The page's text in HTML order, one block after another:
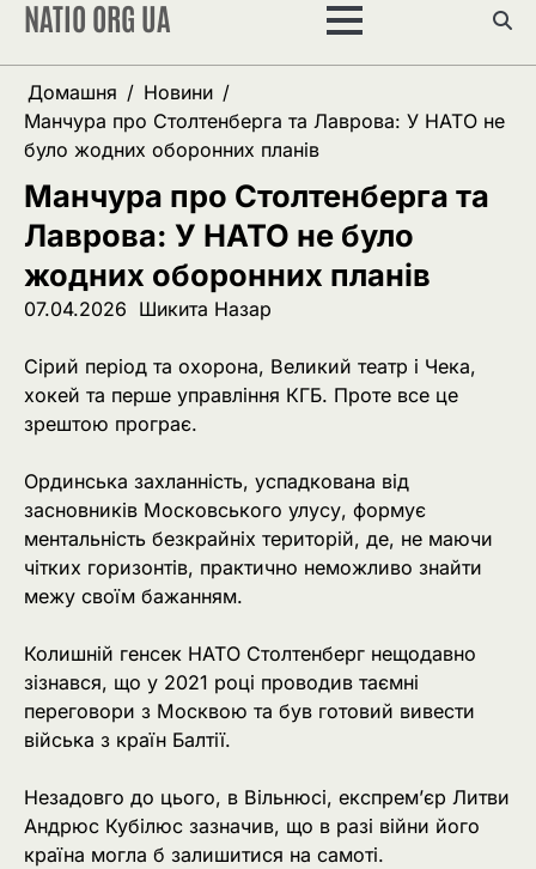
Перейти
вмісту
NATIO ORG UA
Домашня
Новини
Манчура про Столтенберга та Лаврова: У НАТО не
було жодних оборонних планів
Манчура про Столтенберга та
Лаврова: У НАТО не було
жодних оборонних планів
07.04.2026 Шикита Назар
Сірий період та охорона, Великий театр і Чека,
хокей та перше управління КГБ. Проте все це
зрештою програє.
Ординська захланність, успадкована від
засновників Московського улусу, формує
ментальність безкрайніх територій, де, не маючи
чітких горизонтів, практично неможливо знайти
межу своїм бажанням.
Колишній генсек НАТО Столтенберг нещодавно
зізнався, що у 2021 році проводив таємні
переговори з Москвою та був готовий вивести
війська з країн Балтії.
Незадовго до цього, в Вільнюсі, експрем’єр Литви
Андрюс Кубілюс зазначив, що в разі війни його
країна могла б залишитися на самоті.